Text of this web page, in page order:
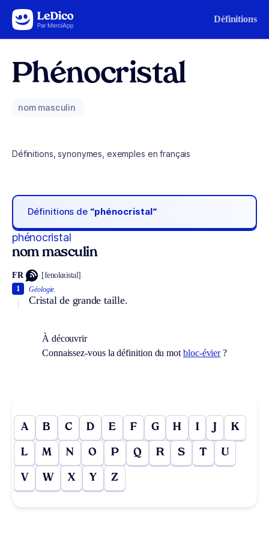
Aller au contenu Définitions
Phénocristal
nom masculin
Définitions, synonymes, exemples en français
Définitions de “phénocristal“
phénocristal
nom masculin
FR [fenokʀistal]
Géologie.
Cristal de grande taille.
1
À découvrir
Connaissez-vous la définition du mot bloc-évier?
A B C D E F G H I J K
L M N O P Q R S T U
V W X Y Z